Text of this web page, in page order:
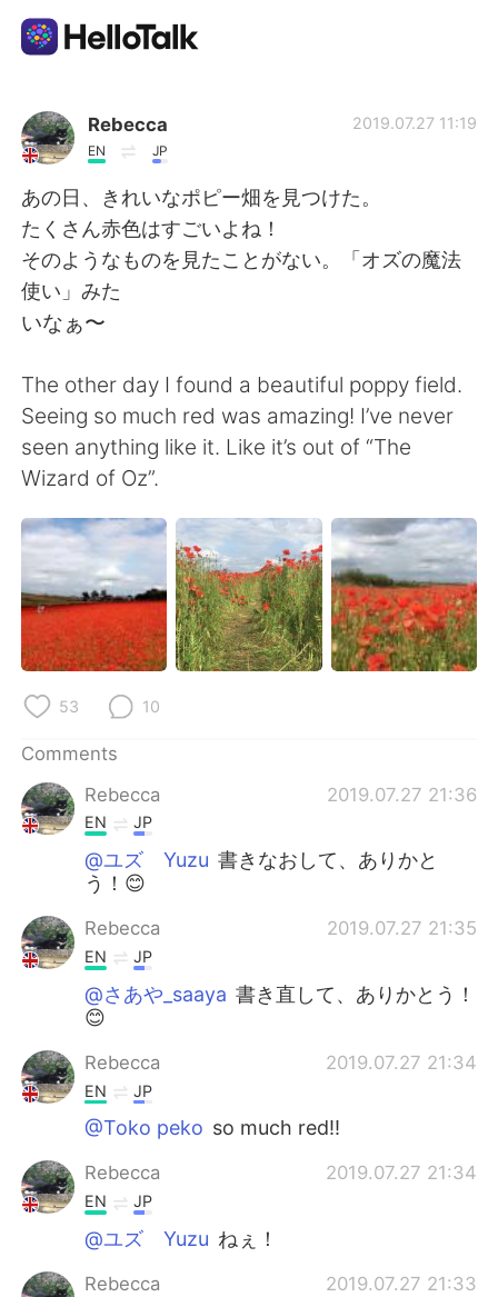
Language Exchange App
AI Grammar Checker
English
简体中文
Español العربية
Français Deutsch
Русский ไทย
Indonesia Italiano
Türkçe Tiếng Việt
Rebecca
EN JP
2019.07.27 11:19
あの日、きれいなポピー畑を見つけた。
たくさん赤色はすごいよね！
そのようなものを見たことがない。「オズの魔法
使い」みた
いなぁ〜
The other day I found a beautiful poppy field.
Seeing so much red was amazing! I’ve never
seen anything like it. Like it’s out of “The
Wizard of Oz”.
53 10
Comments
Rebecca
2019.07.27 21:36
EN JP
@ユズ Yuzu 書きなおして、ありかと
う！😊
Rebecca 2019.07.27 21:35
EN JP
@さあや_saaya 書き直して、ありかとう！
😊
Rebecca 2019.07.27 21:34
EN JP
@Toko peko so much red!!
Rebecca 2019.07.27 21:34
EN JP
@ユズ Yuzu ねぇ！
Rebecca 2019.07.27 21:33